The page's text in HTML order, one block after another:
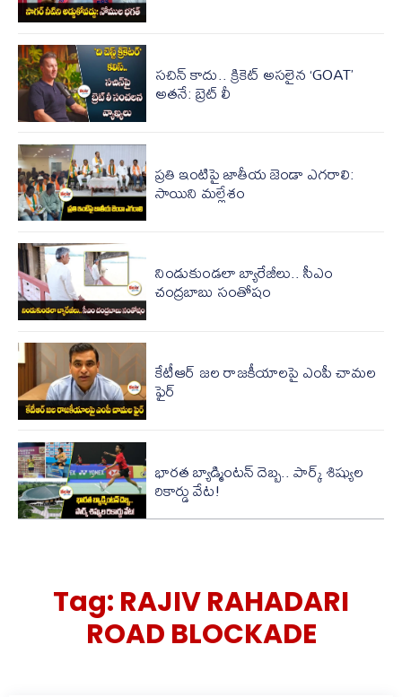
సచిన్ కాదు.. క్రికెట్ అసలైన ‘GOAT’
అతనే: బ్రెట్ లీ
ప్రతి ఇంటిపై జాతీయ జెండా ఎగరాలి:
సాయిని మల్లేశం
నిండుకుండలా బ్యారేజీలు.. సీఎం
చంద్రబాబు సంతోషం
కేటీఆర్ జల రాజకీయాలపై ఎంపీ చామల
ఫైర్
భారత బ్యాడ్మింటన్ దెబ్బ.. పార్క్ శిష్యుల
రికార్డు వేట!
Tag: RAJIV RAHADARI
ROAD BLOCKADE